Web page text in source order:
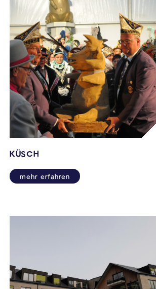
KÜSCH
mehr erfahren